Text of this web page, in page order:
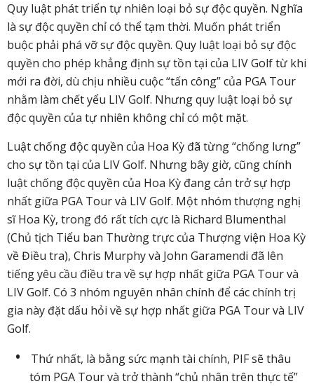
Quy luật phát triển tự nhiên loại bỏ sự độc quyền. Nghĩa
là sự độc quyền chỉ có thể tạm thời. Muốn phát triển
buộc phải phá vỡ sự độc quyền. Quy luật loại bỏ sự độc
quyền cho phép khẳng định sự tồn tại của LIV Golf từ khi
mới ra đời, dù chịu nhiều cuộc “tấn công” của PGA Tour
nhằm làm chết yểu LIV Golf. Nhưng quy luật loại bỏ sự
độc quyền của tự nhiên không chỉ có một mặt.
Luật chống độc quyền của Hoa Kỳ đã từng “chống lưng”
cho sự tồn tại của LIV Golf. Nhưng bây giờ, cũng chính
luật chống độc quyền của Hoa Kỳ đang cản trở sự hợp
nhất giữa PGA Tour và LIV Golf. Một nhóm thượng nghị
sĩ Hoa Kỳ, trong đó rất tích cực là Richard Blumenthal
(Chủ tịch Tiểu ban Thường trực của Thượng viện Hoa Kỳ
về Điều tra), Chris Murphy và John Garamendi đã lên
tiếng yêu cầu điều tra về sự hợp nhất giữa PGA Tour và
LIV Golf. Có 3 nhóm nguyên nhân chính để các chính trị
gia này đặt dấu hỏi về sự hợp nhất giữa PGA Tour và LIV
Golf.
Thứ nhất, là bằng sức mạnh tài chính, PIF sẽ thâu
tóm PGA Tour và trở thành “chủ nhân trên thực tế”